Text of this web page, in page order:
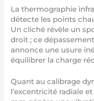
La thermographie
détecte les points
Un cliché révèle un
droit ; ce
annonce une usure
équilibrer la charge
Quant au calibrage
l’excentricité radiale